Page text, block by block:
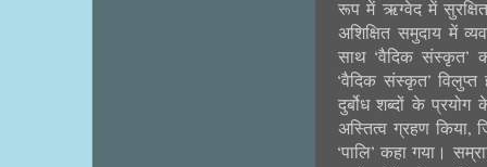
रूप में ऋग्वेद में
अशिक्षित समुदाय में
साथ ‘वैदिक संस्कृत’
‘वैदिक संस्कृत’
दुर्बोध शब्दों के
अस्तित्व ग्रहण किया,
‘पालि’ कहा गया।